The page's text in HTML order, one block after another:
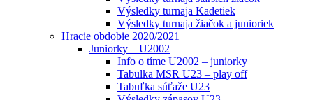
Výsledky turnaja Kadetiek
Výsledky turnaja žiačok a junioriek
Hracie obdobie 2020/2021
Juniorky – U2002
Info o tíme U2002 – juniorky
Tabulka MSR U23 – play off
Tabuľka súťaže U23